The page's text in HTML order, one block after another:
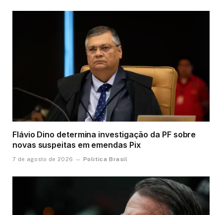
Flávio Dino determina investigação da PF sobre
novas suspeitas em emendas Pix
7 de agosto de 2026 Política Brasil